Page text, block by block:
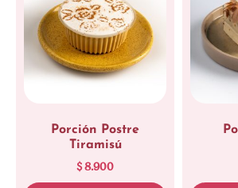
Porción Postre
Tiramisú
$8.900